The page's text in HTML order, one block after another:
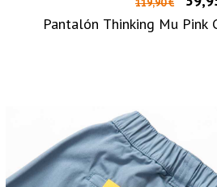
Pantalón Thinking Mu Pink